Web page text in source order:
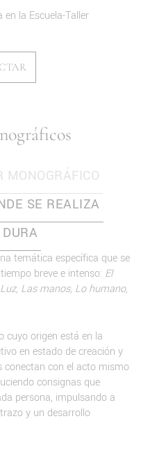
la Escuela-Taller
MONOGRÁFICO
SE REALIZA
temática específica que se
breve e intenso: El
Las manos, Lo humano,
cuyo origen está en la
en estado de creación y
conectan con el acto mismo
consignas que
persona, impulsando a
y un desarrollo